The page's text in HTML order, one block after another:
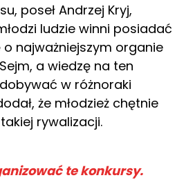
poseł Andrzej Kryj,
ludzie winni posiadać
o najważniejszym organie
a wiedzę na ten
w różnoraki
że młodzież chętnie
rywalizacji.
te konkursy.